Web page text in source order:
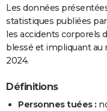
Les données
statistiques publiées
les accidents corporels
blessé et impliquant
2024.
Définitions
Personnes tuées :